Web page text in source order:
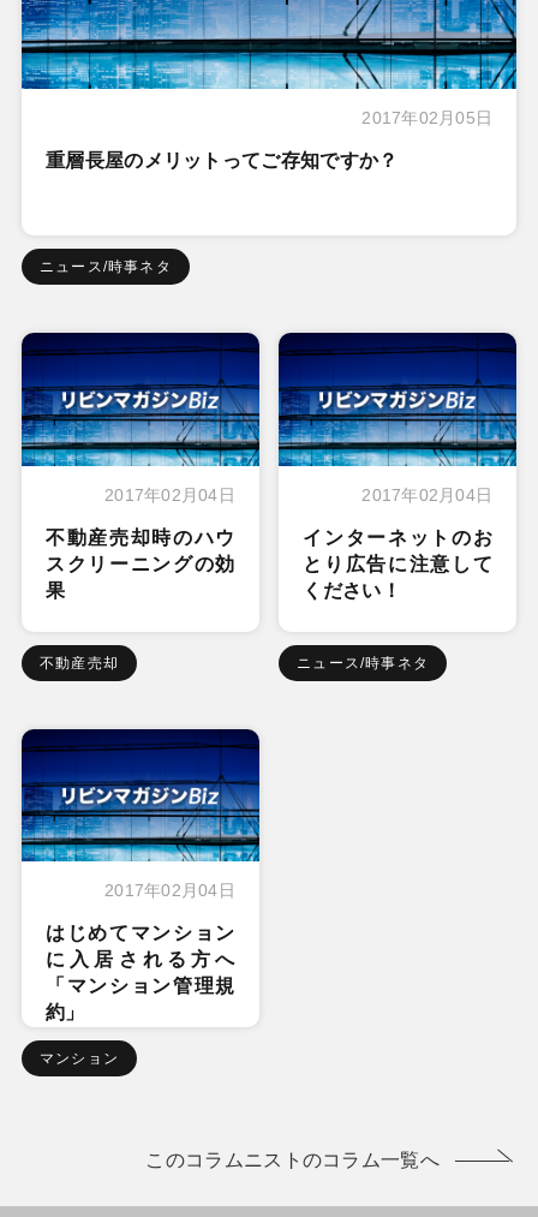
2017年02月05日
重層長屋のメリットってご存知ですか？
ニュース/時事ネタ
2017年02月04日
不動産売却時のハウ
スクリーニングの効
果
不動産売却
2017年02月04日
インターネットのお
とり広告に注意して
ください！
ニュース/時事ネタ
2017年02月04日
はじめてマンション
に入居される方へ
「マンション管理規
約」
マンション
このコラムニストのコラム一覧へ